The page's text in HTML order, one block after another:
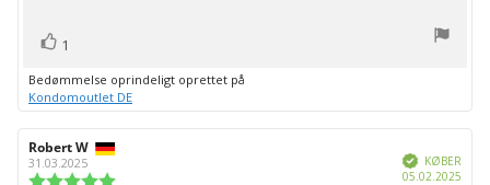
Stem
op
1
Bedømmelse oprindeligt oprettet på
Kondomoutlet DE
Forfatter
af
bedømmelsen:
Robert W
31.03.2025 Verificeret
KØBER
05.02.2025